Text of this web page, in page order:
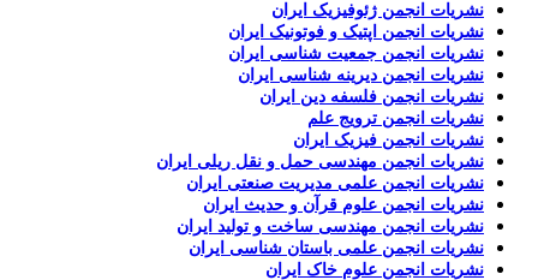
نشریات انجمن ژئوفیزیک ایران
نشریات انجمن اپتیک و فوتونیک ایران
نشریات انجمن جمعیت شناسی ایران
نشریات انجمن دیرینه شناسی ایران
نشریات انجمن فلسفه دین ایران
نشریات انجمن ترویج علم
نشریات انجمن فیزیک ایران
نشریات انجمن مهندسی حمل و نقل ریلی ایران
نشریات انجمن علمی مدیریت صنعتی ایران
نشریات انجمن علوم قرآن و حدیث ایران
نشریات انجمن مهندسی ساخت و تولید ایران
نشریات انجمن علمی باستان شناسی ایران
نشریات انجمن علوم خاک ایران